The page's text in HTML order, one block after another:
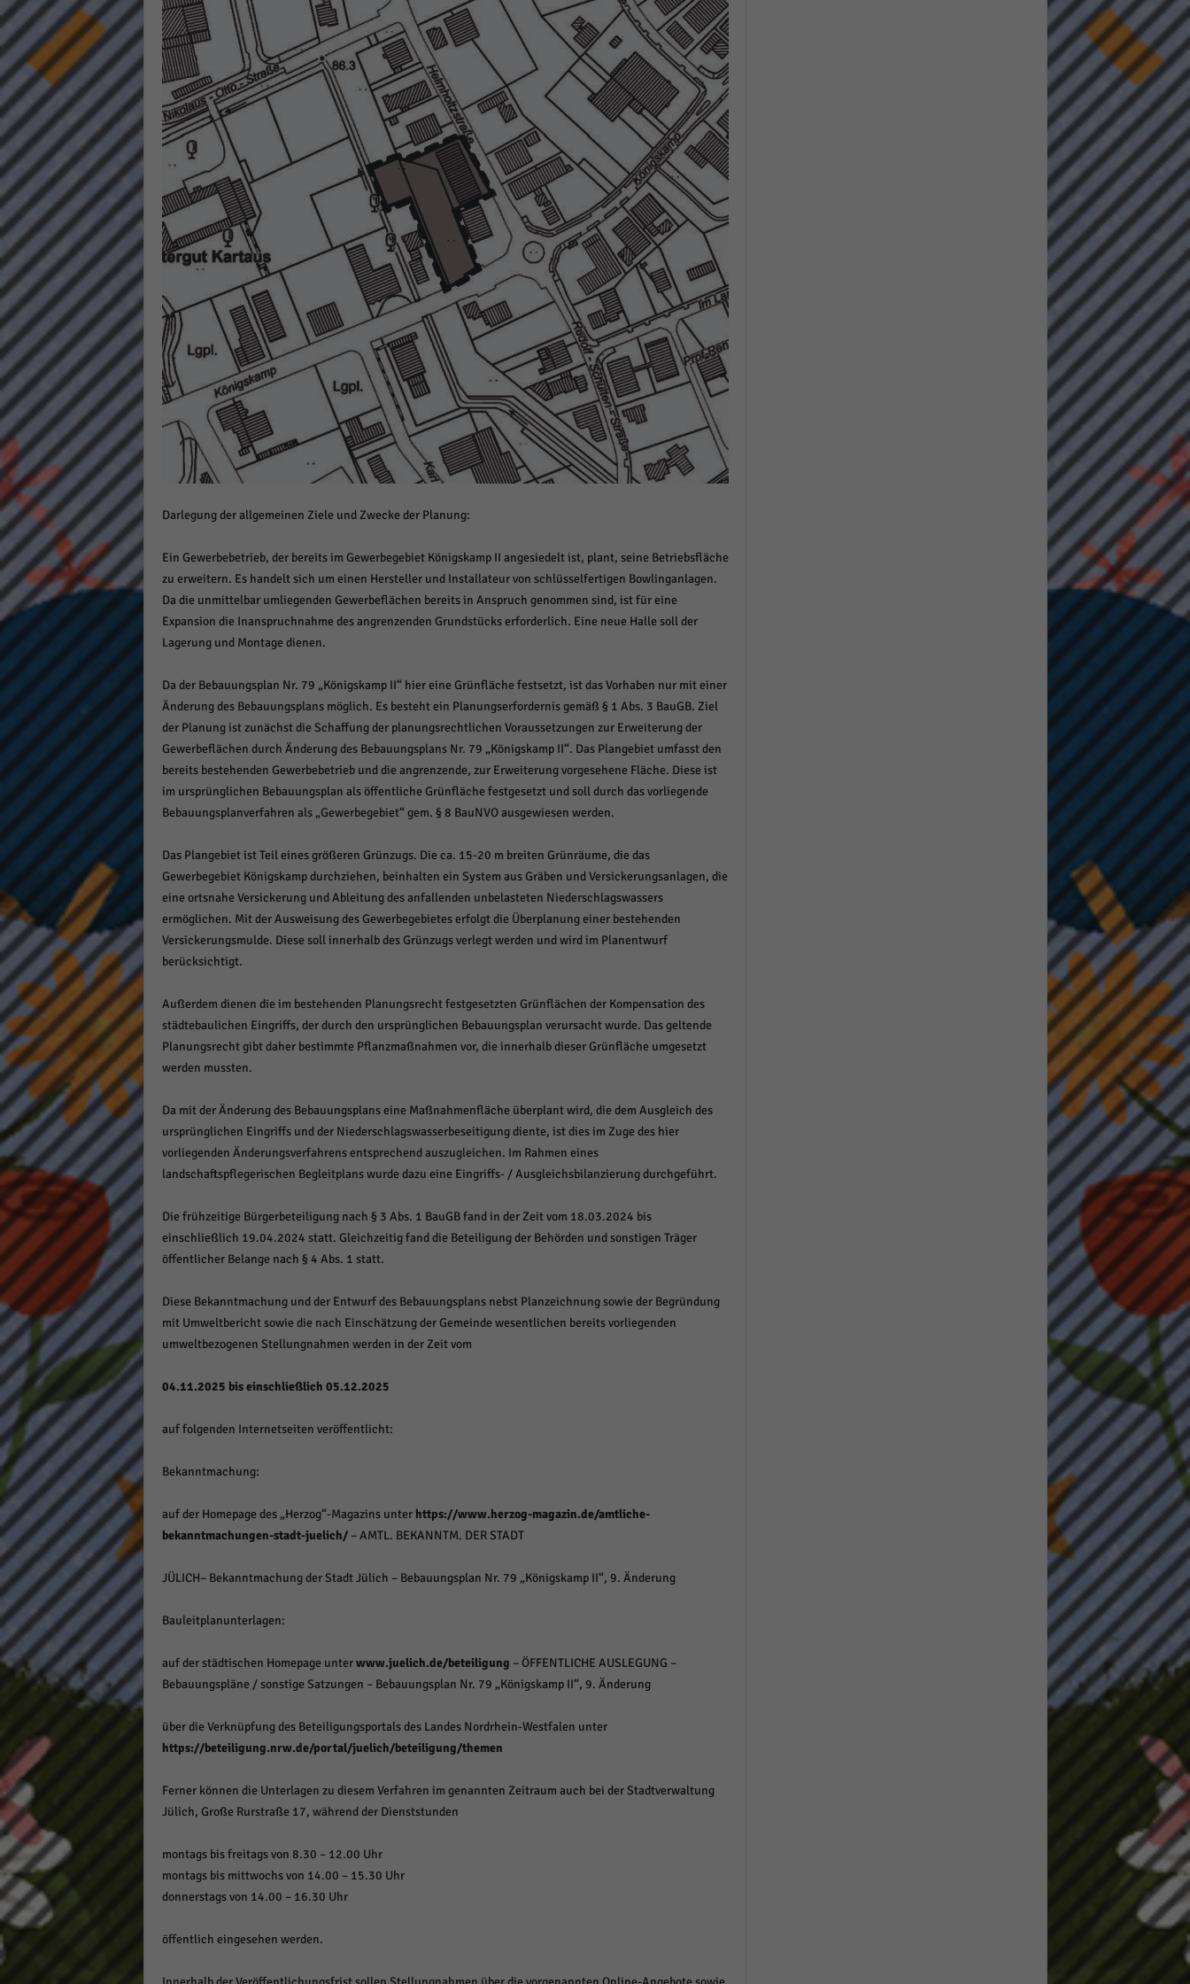
Darlegung der allgemeinen Ziele und Zwecke der Planung:
Ein Gewerbebetrieb, der bereits im Gewerbegebiet Königskamp II angesiedelt ist, plant, seine Betriebsfläche
zu erweitern. Es handelt sich um einen Hersteller und Installateur von schlüsselfertigen Bowlinganlagen.
Da die unmittelbar umliegenden Gewerbeflächen bereits in Anspruch genommen sind, ist für eine
Expansion die Inanspruchnahme des angrenzenden Grundstücks erforderlich. Eine neue Halle soll der
Lagerung und Montage dienen.
Da der Bebauungsplan Nr. 79 „Königskamp II“ hier eine Grünfläche festsetzt, ist das Vorhaben nur mit einer
Änderung des Bebauungsplans möglich. Es besteht ein Planungserfordernis gemäß § 1 Abs. 3 BauGB. Ziel
der Planung ist zunächst die Schaffung der planungsrechtlichen Voraussetzungen zur Erweiterung der
Gewerbeflächen durch Änderung des Bebauungsplans Nr. 79 „Königskamp II“. Das Plangebiet umfasst den
bereits bestehenden Gewerbebetrieb und die angrenzende, zur Erweiterung vorgesehene Fläche. Diese ist
im ursprünglichen Bebauungsplan als öffentliche Grünfläche festgesetzt und soll durch das vorliegende
Bebauungsplanverfahren als „Gewerbegebiet“ gem. § 8 BauNVO ausgewiesen werden.
Das Plangebiet ist Teil eines größeren Grünzugs. Die ca. 15-20 m breiten Grünräume, die das
Gewerbegebiet Königskamp durchziehen, beinhalten ein System aus Gräben und Versickerungsanlagen, die
eine ortsnahe Versickerung und Ableitung des anfallenden unbelasteten Niederschlagswassers
ermöglichen. Mit der Ausweisung des Gewerbegebietes erfolgt die Überplanung einer bestehenden
Versickerungsmulde. Diese soll innerhalb des Grünzugs verlegt werden und wird im Planentwurf
berücksichtigt.
Außerdem dienen die im bestehenden Planungsrecht festgesetzten Grünflächen der Kompensation des
städtebaulichen Eingriffs, der durch den ursprünglichen Bebauungsplan verursacht wurde. Das geltende
Planungsrecht gibt daher bestimmte Pflanzmaßnahmen vor, die innerhalb dieser Grünfläche umgesetzt
werden mussten.
Da mit der Änderung des Bebauungsplans eine Maßnahmenfläche überplant wird, die dem Ausgleich des
ursprünglichen Eingriffs und der Niederschlagswasserbeseitigung diente, ist dies im Zuge des hier
vorliegenden Änderungsverfahrens entsprechend auszugleichen. Im Rahmen eines
landschaftspflegerischen Begleitplans wurde dazu eine Eingriffs- / Ausgleichsbilanzierung durchgeführt.
Die frühzeitige Bürgerbeteiligung nach § 3 Abs. 1 BauGB fand in der Zeit vom 18.03.2024 bis
einschließlich 19.04.2024 statt. Gleichzeitig fand die Beteiligung der Behörden und sonstigen Träger
öffentlicher Belange nach § 4 Abs. 1 statt.
Diese Bekanntmachung und der Entwurf des Bebauungsplans nebst Planzeichnung sowie der Begründung
mit Umweltbericht sowie die nach Einschätzung der Gemeinde wesentlichen bereits vorliegenden
umweltbezogenen Stellungnahmen werden in der Zeit vom
04.11.2025 bis einschließlich 05.12.2025
auf folgenden Internetseiten veröffentlicht:
Bekanntmachung:
auf der Homepage des „Herzog“-Magazins unter https://www.herzog-magazin.de/amtliche-
bekanntmachungen-stadt-juelich/– AMTL. BEKANNTM. DER STADT
JÜLICH– Bekanntmachung der Stadt Jülich – Bebauungsplan Nr. 79 „Königskamp II“, 9. Änderung
Bauleitplanunterlagen:
auf der städtischen Homepage unterwww.juelich.de/beteiligung – ÖFFENTLICHE AUSLEGUNG –
Bebauungspläne / sonstige Satzungen – Bebauungsplan Nr. 79 „Königskamp II“, 9. Änderung
über die Verknüpfung des Beteiligungsportals des Landes Nordrhein-Westfalen unter
https://beteiligung.nrw.de/portal/juelich/beteiligung/themen
Ferner können die Unterlagen zu diesem Verfahren im genannten Zeitraum auch bei der Stadtverwaltung
Jülich, Große Rurstraße 17, während der Dienststunden
montags bis freitags von 8.30 – 12.00 Uhr
montags bis mittwochs von 14.00 – 15.30 Uhr
donnerstags von 14.00 – 16.30 Uhr
öffentlich eingesehen werden.
keiner manuellen Einwilligung mehr.
Cookie-Informationen anzeigen
powered by Borlabs Cookie Datenschutzerklärung